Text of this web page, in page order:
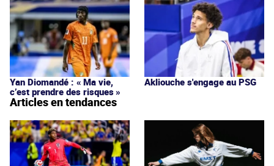
Yan Diomandé : « Ma vie,
c’est prendre des risques »
Akliouche s'engage au PSG
Articles en tendances